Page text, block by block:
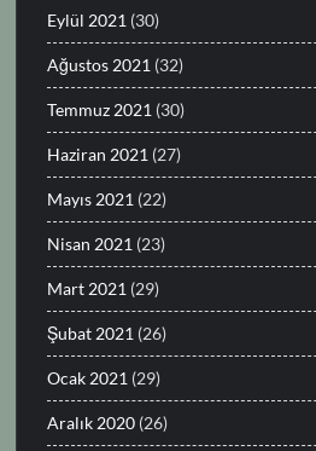
Eylül 2021 (30)
Ağustos 2021 (32)
Temmuz 2021 (30)
Haziran 2021 (27)
Mayıs 2021 (22)
Nisan 2021 (23)
Mart 2021 (29)
Şubat 2021 (26)
Ocak 2021 (29)
Aralık 2020 (26)